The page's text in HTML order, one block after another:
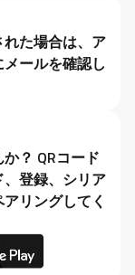
た場合は、ア
ールを確認し
？ QRコード
登録、シリア
リングしてく